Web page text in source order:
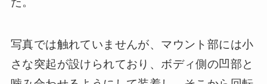
写真では触れていませんが、マウント部には小
さな突起が設けられており、ボディ側の凹部と